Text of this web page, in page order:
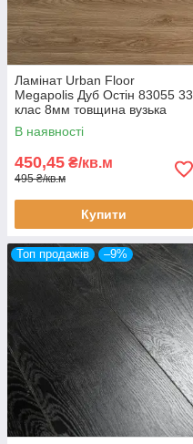
Ламінат Urban Floor
Megapolis Дуб Остін 83055 33
клас 8мм товщина вузька
дошка з фаскою покриття 3D
В наявності
450,45 ₴/кв.м
495 ₴/кв.м
Купити
Топ продажів –9%